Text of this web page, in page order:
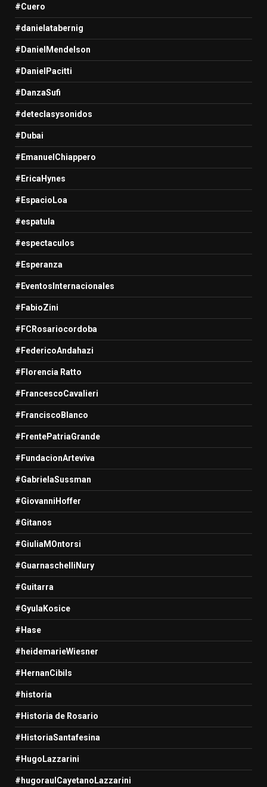
#Cuero
#danielatabernig
#DanielMendelson
#DanielPacitti
#DanzaSufi
#deteclasysonidos
#Dubai
#EmanuelChiappero
#EricaHynes
#EspacioLoa
#espatula
#espectaculos
#Esperanza
#EventosInternacionales
#FabioZini
#FCRosariocordoba
#FedericoAndahazi
#Florencia Ratto
#FrancescoCavalieri
#FranciscoBlanco
#FrentePatriaGrande
#FundacionArteviva
#GabrielaSussman
#GiovanniHoffer
#Gitanos
#GiuliaMOntorsi
#GuarnaschelliNury
#Guitarra
#GyulaKosice
#Hase
#heidemarieWiesner
#HernanCibils
#historia
#Historia de Rosario
#HistoriaSantafesina
#HugoLazzarini
#hugoraulCayetanoLazzarini